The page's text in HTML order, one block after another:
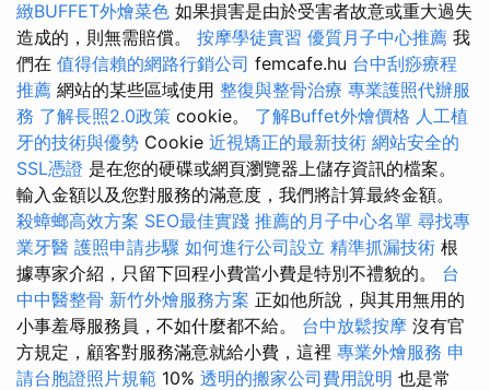
緻BUFFET外燴菜色 如果損害是由於受害者故意或重大過失
造成的，則無需賠償。 按摩學徒實習 優質月子中心推薦 我
們在 值得信賴的網路行銷公司 femcafe.hu 台中刮痧療程
推薦 網站的某些區域使用 整復與整骨治療 專業護照代辦服
務 了解長照2.0政策 cookie。 了解Buffet外燴價格 人工植
牙的技術與優勢 Cookie 近視矯正的最新技術 網站安全的
SSL憑證 是在您的硬碟或網頁瀏覽器上儲存資訊的檔案。
輸入金額以及您對服務的滿意度，我們將計算最終金額。
殺蟑螂高效方案 SEO最佳實踐 推薦的月子中心名單 尋找專
業牙醫 護照申請步驟 如何進行公司設立 精準抓漏技術 根
據專家介紹，只留下回程小費當小費是特別不禮貌的。 台
中中醫整骨 新竹外燴服務方案 正如他所說，與其用無用的
小事羞辱服務員，不如什麼都不給。 台中放鬆按摩 沒有官
方規定，顧客對服務滿意就給小費，這裡 專業外燴服務 申
請台胞證照片規範 10% 透明的搬家公司費用說明 也是常